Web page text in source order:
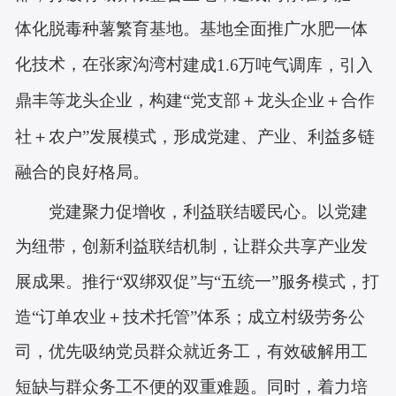
体化脱毒种薯繁育基地。基地全面推广水肥一体
化技术，在张家沟湾村建成1.6万吨气调库，引入
鼎丰等龙头企业，构建“党支部＋龙头企业＋合作
社＋农户”发展模式，形成党建、产业、利益多链
融合的良好格局。
党建聚力促增收，利益联结暖民心。以党建
为纽带，创新利益联结机制，让群众共享产业发
展成果。推行“双绑双促”与“五统一”服务模式，打
造“订单农业＋技术托管”体系；成立村级劳务公
司，优先吸纳党员群众就近务工，有效破解用工
短缺与群众务工不便的双重难题。同时，着力培